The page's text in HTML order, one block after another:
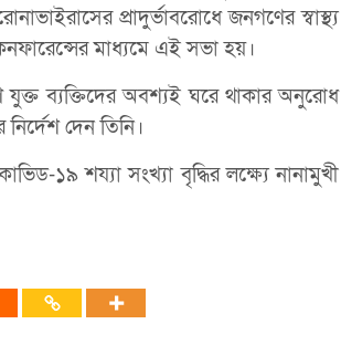
প্রাদুর্ভাবরোধে জনগণের স্বাস্থ্য
মাধ্যমে এই সভা হয়।
যুক্ত ব্যক্তিদের অবশ্যই ঘরে থাকার অনুরোধ
দেন তিনি।
১৯ শয্যা সংখ্যা বৃদ্ধির লক্ষ্যে নানামুখী